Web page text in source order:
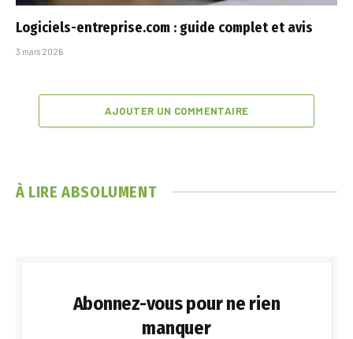
Logiciels-entreprise.com : guide complet et avis
3 mars 2026
AJOUTER UN COMMENTAIRE
À LIRE ABSOLUMENT
Abonnez-vous pour ne rien
manquer